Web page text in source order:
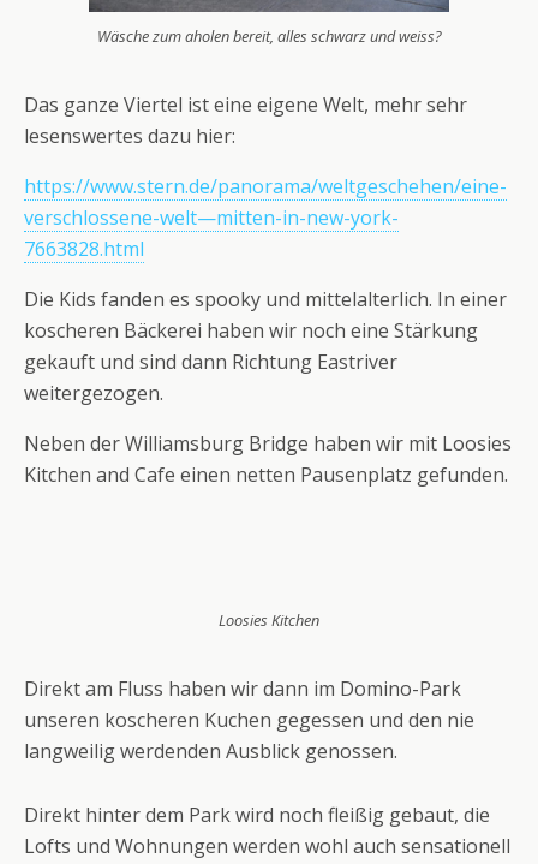
Wäsche zum aholen bereit, alles schwarz und weiss?
Das ganze Viertel ist eine eigene Welt, mehr sehr
lesenswertes dazu hier:
https://www.stern.de/panorama/weltgeschehen/eine-
verschlossene-welt—mitten-in-new-york-
7663828.html
Die Kids fanden es spooky und mittelalterlich. In einer
koscheren Bäckerei haben wir noch eine Stärkung
gekauft und sind dann Richtung Eastriver
weitergezogen.
Neben der Williamsburg Bridge haben wir mit Loosies
Kitchen and Cafe einen netten Pausenplatz gefunden.
Loosies Kitchen
Direkt am Fluss haben wir dann im Domino-Park
unseren koscheren Kuchen gegessen und den nie
langweilig werdenden Ausblick genossen.
Direkt hinter dem Park wird noch fleißig gebaut, die
Lofts und Wohnungen werden wohl auch sensationell